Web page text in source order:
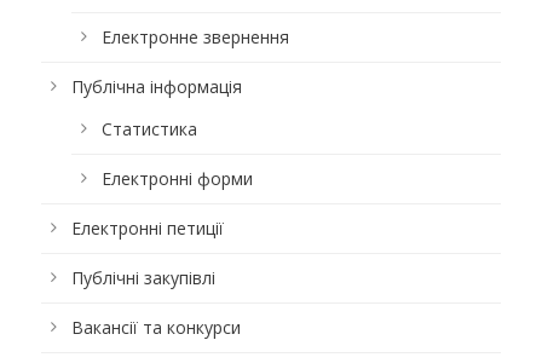
Електронне звернення
Публічна інформація
Статистика
Електронні форми
Електронні петиції
Публічні закупівлі
Вакансії та конкурси